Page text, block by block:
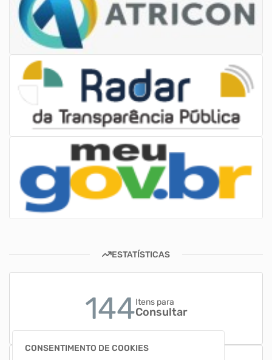
CONSENTIMENTO DE COOKIES
ESTATÍSTICAS
144Itens para
Consultar